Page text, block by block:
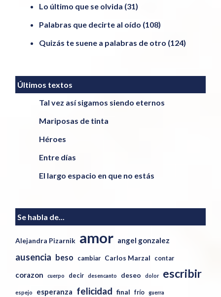
Lo último que se olvida (31)
Palabras que decirte al oído (108)
Quizás te suene a palabras de otro (124)
Últimos textos
Tal vez así sigamos siendo eternos
Mariposas de tinta
Héroes
Entre días
El largo espacio en que no estás
Se habla de...
Alejandra Pizarnik amor angel gonzalez
ausencia beso cambiar Carlos Marzal contar
corazon cuerpo decir desencanto deseo dolor escribir
espejo esperanza felicidad final frío guerra